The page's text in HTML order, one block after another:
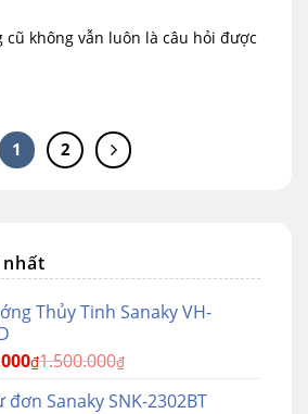
cũ không vẫn luôn là câu hỏi được
1 2
nhất
Thủy Tinh Sanaky VH-
₫1.500.000₫
đơn Sanaky SNK-2302BT